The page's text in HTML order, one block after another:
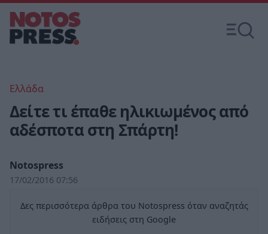
Ελλάδα
Δείτε τι έπαθε ηλικιωμένος από
αδέσποτα στη Σπάρτη!
Notospress
17/02/2016 07:56
Δες περισσότερα άρθρα του Notospress όταν αναζητάς
ειδήσεις στη Google